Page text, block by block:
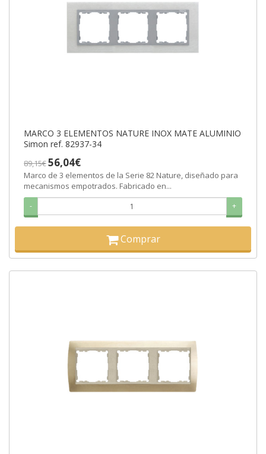
MARCO 3 ELEMENTOS NATURE INOX MATE ALUMINIO
Simon ref. 82937-34
89,15€56,04€
Marco de 3 elementos de la Serie 82 Nature, diseñado para
mecanismos empotrados. Fabricado en...
- +
Comprar